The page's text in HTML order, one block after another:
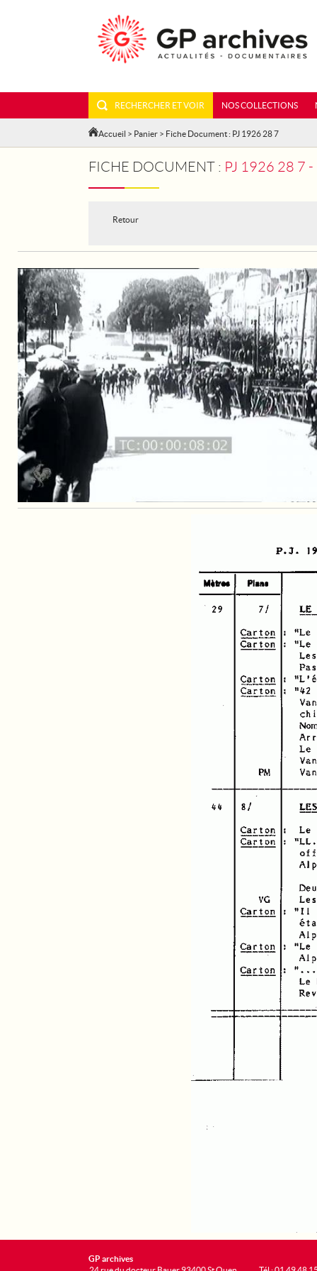
RECHERCHER ET VOIR NOS COLLECTIONS
Accueil > Panier > Fiche Document : PJ 1926 28 7
FICHE DOCUMENT : PJ 1926 28 7 -
Retour
GP archives